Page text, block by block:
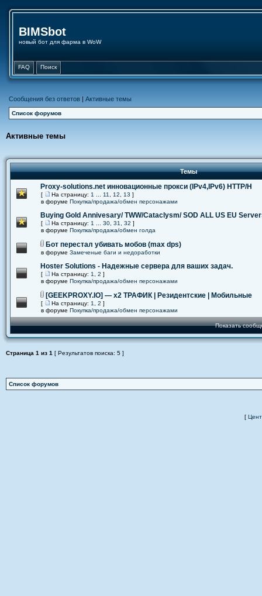
BIMSbot
новый бот для фарма в WoW
FAQ Поиск
Сообщения без ответов | Активные темы
Список форумов
Активные темы
Темы
Proxy-solutions.net инновационные прокси (IPv4,IPv6) НТТР/Н
[ На страницу: 1 11 12 13 ]
в форуме Покупка/продажа/обмен персонажами
Buying Gold Annivesary/ TWW/Cataclysm/ SOD ALL US EU
[ На страницу: 1 30 31 32 ]
в форуме Покупка/продажа/обмен голда
Бот перестал убивать мобов (max dps)
в форуме Замеченые баги и недоработки
Hoster Solutions - Надежные сервера для ваших задач.
[ На страницу: 1 2 ]
в форуме Покупка/продажа/обмен персонажами
[GEEKPROXY.IO] — x2 ТРАФИК | Резидентские | Мобильные
[ На страницу: 1 2 ]
в форуме Покупка/продажа/обмен персонажами
Показать
Страница 1 из 1 [ Результатов поиска: 5 ]
Список форумов
[